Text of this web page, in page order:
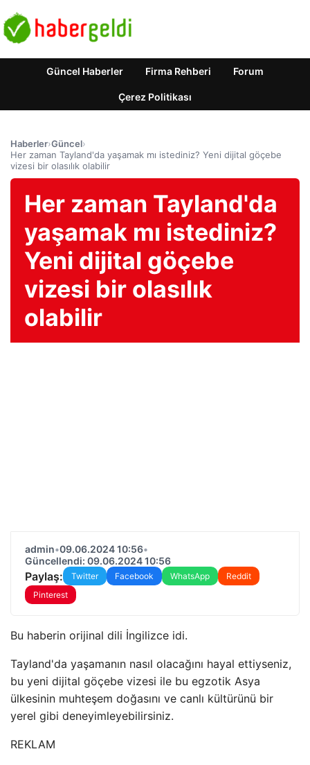
Güncel Haberler Firma Rehberi Forum
Çerez Politikası
Haberler›Güncel›
Her zaman Tayland'da yaşamak mı istediniz? Yeni dijital göçebe
vizesi bir olasılık olabilir
Her zaman Tayland'da
yaşamak mı istediniz?
Yeni dijital göçebe
vizesi bir olasılık
olabilir
admin•09.06.2024 10:56•
Güncellendi: 09.06.2024 10:56
Paylaş: Twitter Facebook WhatsApp
Reddit
Pinterest
Bu haberin orijinal dili İngilizce idi.
Tayland'da yaşamanın nasıl olacağını hayal ettiyseniz,
bu yeni dijital göçebe vizesi ile bu egzotik Asya
ülkesinin muhteşem doğasını ve canlı kültürünü bir
yerel gibi deneyimleyebilirsiniz.
REKLAM